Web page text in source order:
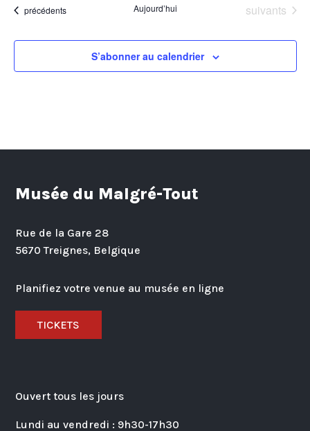
Évènements
précédents Aujourd’hui Évènements
suivants
S’abonner au calendrier
Musée du Malgré-Tout
Rue de la Gare 28
5670 Treignes, Belgique
Planifiez votre venue au musée en ligne
TICKETS
Ouvert tous les jours
Lundi au vendredi : 9h30-17h30